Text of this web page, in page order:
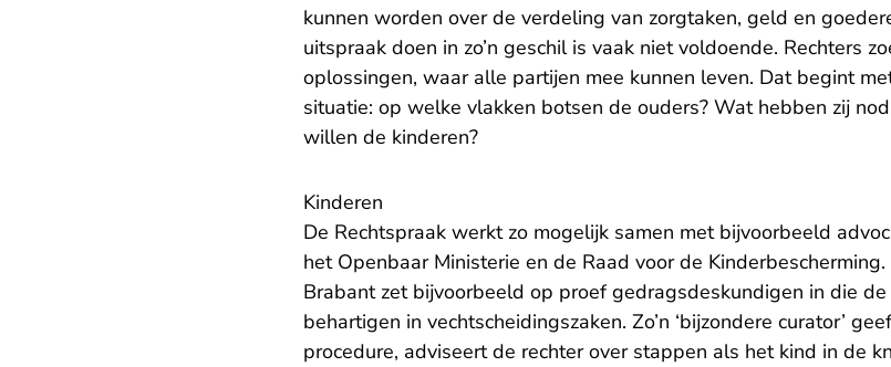
kunnen worden over de verdeling van zorgtaken, geld en
uitspraak doen in zo’n geschil is vaak niet voldoende. Rechters
oplossingen, waar alle partijen mee kunnen leven. Dat begint
situatie: op welke vlakken botsen de ouders? Wat hebben zij
willen de kinderen?
Kinderen
De Rechtspraak werkt zo mogelijk samen met bijvoorbeeld
het Openbaar Ministerie en de Raad voor de
Brabant zet bijvoorbeeld op proef gedragsdeskundigen in die
behartigen in vechtscheidingszaken. Zo’n ‘bijzondere curator’
procedure, adviseert de rechter over stappen als het kind in de